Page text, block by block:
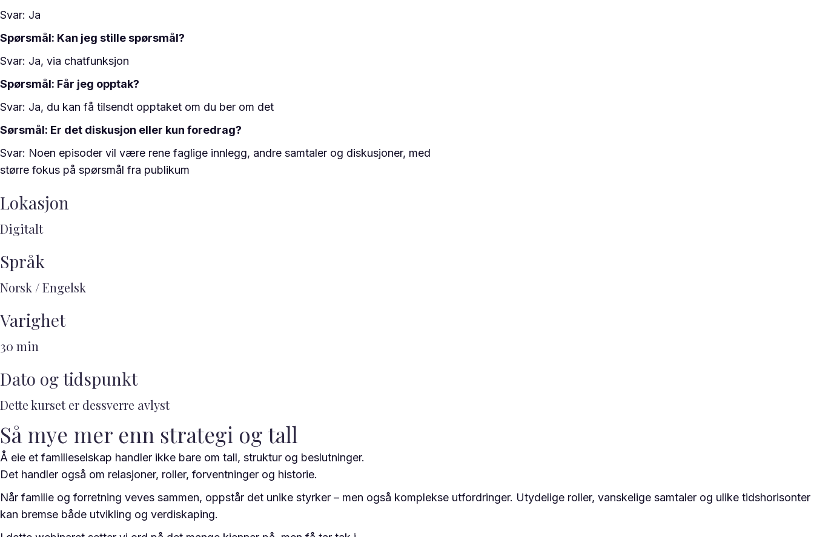
Svar: Ja
Spørsmål: Kan jeg stille spørsmål?
Svar: Ja, via chatfunksjon
Spørsmål: Får jeg opptak?
Svar: Ja, du kan få tilsendt opptaket om du ber om det
Sørsmål: Er det diskusjon eller kun foredrag?
Svar: Noen episoder vil være rene faglige innlegg, andre samtaler og diskusjoner, med
større fokus på spørsmål fra publikum
Lokasjon
Digitalt
Språk
Norsk / Engelsk
Varighet
30 min
Dato og tidspunkt
Dette kurset er dessverre avlyst
Så mye mer enn strategi og tall
Å eie et familieselskap handler ikke bare om tall, struktur og beslutninger.
Det handler også om relasjoner, roller, forventninger og historie.
Når familie og forretning veves sammen, oppstår det unike styrker – men også komplekse utfordringer. Utydelige roller, vanskelige samtaler og ulike tidshorisonter
kan bremse både utvikling og verdiskaping.